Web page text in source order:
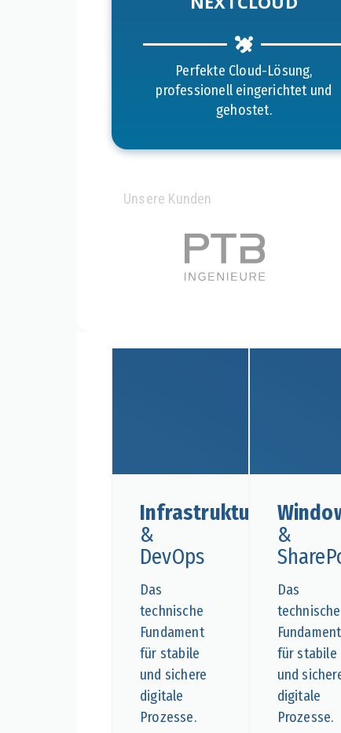
Perfekte Cloud-Lösung,
professionell eingerichtet und
gehostet.
Unsere Kunden
Infrastruktur
&
DevOps
Das
technische
Fundament
für stabile
und sichere
digitale
Prozesse.
&
Das
technische
Fundament
für stabile
und
digitale
Prozesse.